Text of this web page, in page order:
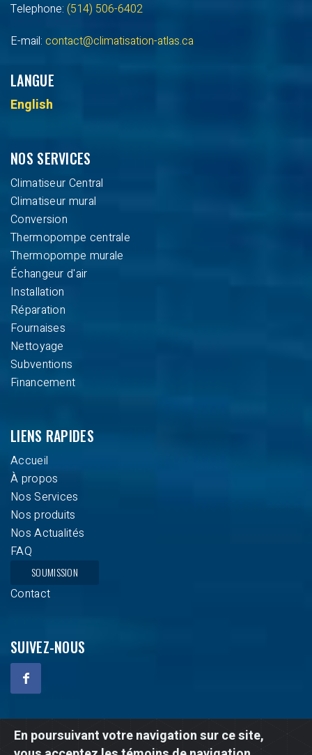
Telephone: (514) 506-6402
E-mail: contact@climatisation-atlas.ca
LANGUE
English
NOS SERVICES
Climatiseur Central
Climatiseur mural
Conversion
Thermopompe centrale
Thermopompe murale
Échangeur d'air
Installation
Réparation
Fournaises
Nettoyage
Subventions
Financement
LIENS RAPIDES
Accueil
À propos
Nos Services
Nos produits
Nos Actualités
FAQ
SOUMISSION
Contact
SUIVEZ-NOUS
Droits d'auteur © 2020 - 2026 Climatisation Atlas. Tous les
En poursuivant votre navigation sur ce site,